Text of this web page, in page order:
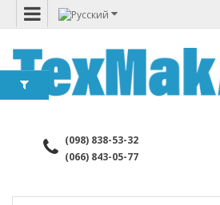
(098) 838-53-32
(066) 843-05-77